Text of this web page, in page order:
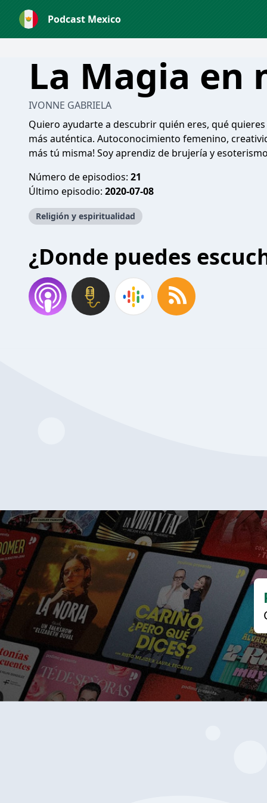
Podcast Mexico
La Magia en
IVONNE GABRIELA
Quiero ayudarte a descubrir quién eres, qué
más auténtica. Autoconocimiento femenino,
más tú misma! Soy aprendiz de brujería y
Número de episodios: 21
Último episodio: 2020-07-08
Religión y espiritualidad
¿Donde puedes